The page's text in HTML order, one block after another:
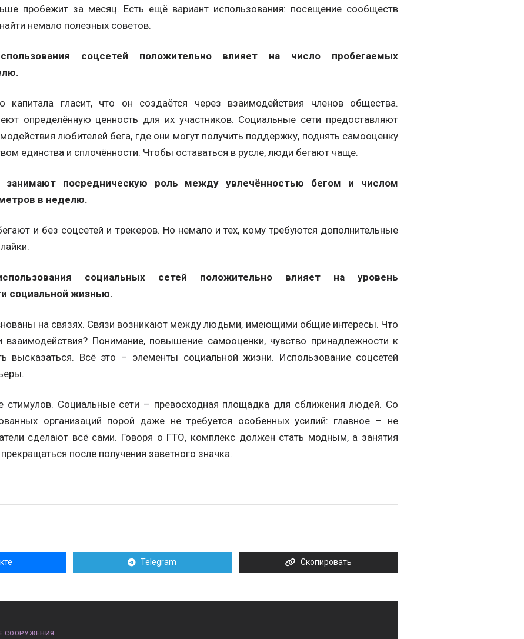
пробежит за месяц. Есть ещё вариант использования: посещение сообществ
немало полезных советов.
соцсетей положительно влияет на число пробегаемых
капитала гласит, что он создаётся через взаимодействия членов общества.
определённую ценность для их участников. Социальные сети предоставляют
любителей бега, где они могут получить поддержку, поднять самооценку
единства и сплочённости. Чтобы оставаться в русле, люди бегают чаще.
занимают посредническую роль между увлечённостью бегом и числом
в неделю.
и без соцсетей и трекеров. Но немало и тех, кому требуются дополнительные
социальных сетей положительно влияет на уровень
социальной жизнью.
на связях. Связи возникают между людьми, имеющими общие интересы. Что
взаимодействия? Понимание, повышение самооценки, чувство принадлежности к
высказаться. Всё это – элементы социальной жизни. Использование соцсетей
стимулов. Социальные сети – превосходная площадка для сближения людей. Со
организаций порой даже не требуется особенных усилий: главное – не
сделают всё сами. Говоря о ГТО, комплекс должен стать модным, а занятия
после получения заветного значка.
Telegram Скопировать
СООРУЖЕНИЯ